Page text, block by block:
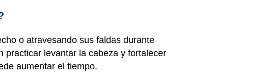
o atravesando sus faldas durante
practicar levantar la cabeza y fortalecer
aumentar el tiempo.